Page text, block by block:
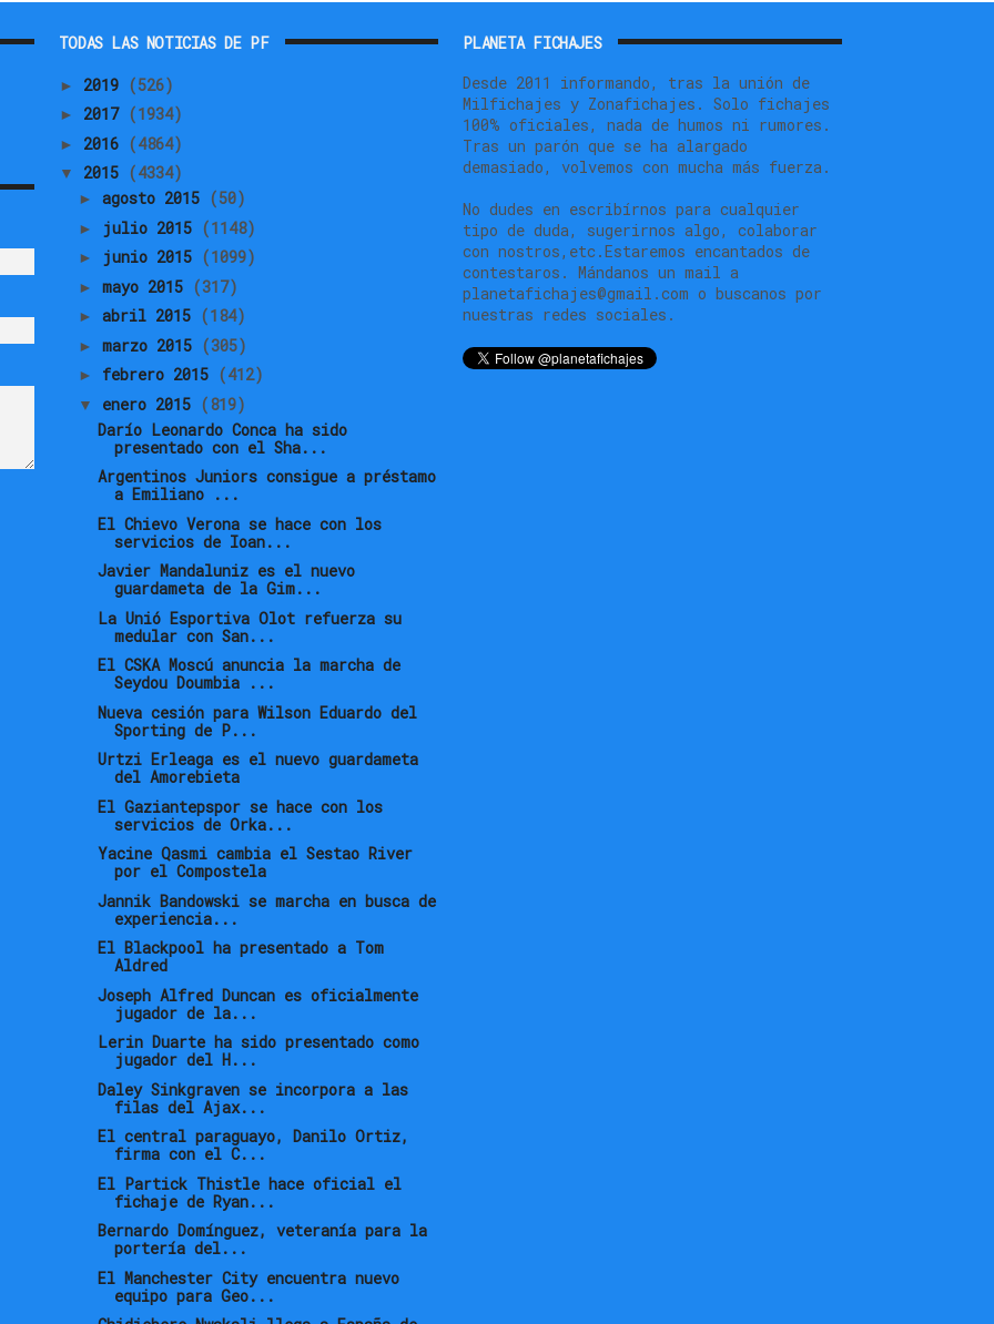
TODAS LAS NOTICIAS DE PF
► 2019 (526)
► 2017 (1934)
► 2016 (4864)
▼ 2015 (4334)
► agosto 2015 (50)
► julio 2015 (1148)
► junio 2015 (1099)
► mayo 2015 (317)
► abril 2015 (184)
► marzo 2015 (305)
► febrero 2015 (412)
▼ enero 2015 (819)
Darío Leonardo Conca ha sido
presentado con el Sha...
Argentinos Juniors consigue a préstamo
a Emiliano ...
El Chievo Verona se hace con los
servicios de Ioan...
Javier Mandaluniz es el nuevo
guardameta de la Gim...
La Unió Esportiva Olot refuerza su
medular con San...
El CSKA Moscú anuncia la marcha de
Seydou Doumbia ...
Nueva cesión para Wilson Eduardo del
Sporting de P...
Urtzi Erleaga es el nuevo guardameta
del Amorebieta
El Gaziantepspor se hace con los
servicios de Orka...
Yacine Qasmi cambia el Sestao River
por el Compostela
Jannik Bandowski se marcha en busca de
experiencia...
El Blackpool ha presentado a Tom
Aldred
Joseph Alfred Duncan es oficialmente
jugador de la...
Lerin Duarte ha sido presentado como
jugador del H...
Daley Sinkgraven se incorpora a las
filas del Ajax...
El central paraguayo, Danilo Ortiz,
firma con el C...
El Partick Thistle hace oficial el
fichaje de Ryan...
Bernardo Domínguez, veteranía para la
portería del...
El Manchester City encuentra nuevo
equipo para Geo...
PLANETA FICHAJES
Desde 2011 informando, tras la unión de
Milfichajes y Zonafichajes. Solo fichajes
100% oficiales, nada de humos ni rumores.
Tras un parón que se ha alargado
demasiado, volvemos con mucha más fuerza.
No dudes en escribírnos para cualquier
tipo de duda, sugerirnos algo, colaborar
con nostros,etc.Estaremos encantados de
contestaros. Mándanos un mail a
planetafichajes@gmail.com o buscanos por
nuestras redes sociales.